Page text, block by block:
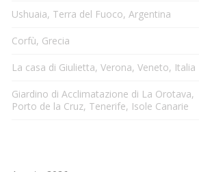
Ushuaia, Terra del Fuoco, Argentina
Corfù, Grecia
La casa di Giulietta, Verona, Veneto, Italia
Giardino di Acclimatazione di La Orotava,
Porto de la Cruz, Tenerife, Isole Canarie